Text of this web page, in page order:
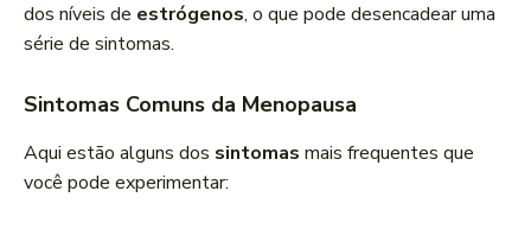
dos níveis de estrógenos, o que pode desencadear uma
série de sintomas.
Sintomas Comuns da Menopausa
Aqui estão alguns dos sintomas mais frequentes que
você pode experimentar: